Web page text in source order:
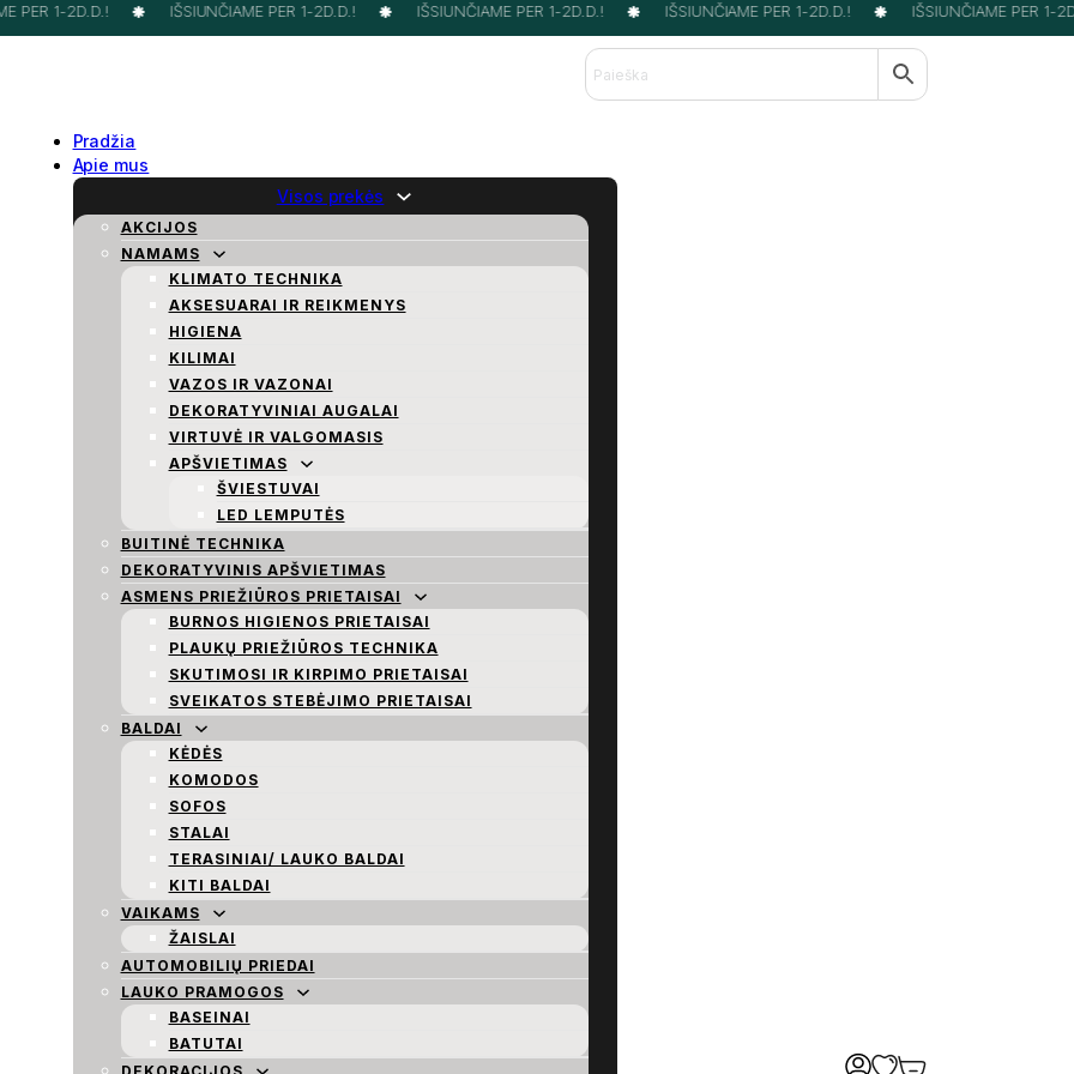
PER 1-2D.D.! IŠSIUNČIAME PER 1-2D.D.! IŠSIUNČIAME PER 1-2D.D.! IŠSIUNČIAME PER 1-2D.D.! IŠSIUNČIAME PER 1-
Pradžia
Apie mus
Visos prekės
AKCIJOS
NAMAMS
KLIMATO TECHNIKA
AKSESUARAI IR REIKMENYS
HIGIENA
KILIMAI
VAZOS IR VAZONAI
DEKORATYVINIAI AUGALAI
VIRTUVĖ IR VALGOMASIS
APŠVIETIMAS
ŠVIESTUVAI
LED LEMPUTĖS
BUITINĖ TECHNIKA
DEKORATYVINIS APŠVIETIMAS
ASMENS PRIEŽIŪROS PRIETAISAI
BURNOS HIGIENOS PRIETAISAI
PLAUKŲ PRIEŽIŪROS TECHNIKA
SKUTIMOSI IR KIRPIMO PRIETAISAI
SVEIKATOS STEBĖJIMO PRIETAISAI
BALDAI
KĖDĖS
KOMODOS
SOFOS
STALAI
TERASINIAI/ LAUKO BALDAI
KITI BALDAI
VAIKAMS
ŽAISLAI
AUTOMOBILIŲ PRIEDAI
LAUKO PRAMOGOS
BASEINAI
BATUTAI